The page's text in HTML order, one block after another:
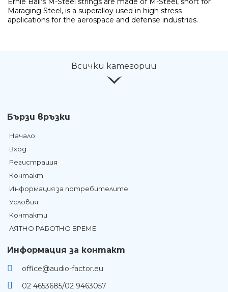
Maraging Steel, is a superalloy used in high stress
applications for the aerospace and defense industries.
Всички категории
Бързи връзки
Начало
Вход
Регистрация
Контакт
Информация за потребителите
Условия
Контакти
ЛЯТНО РАБОТНО ВРЕМЕ
Информация за контакт
office@audio-factor.eu
02 4653685/02 9463057